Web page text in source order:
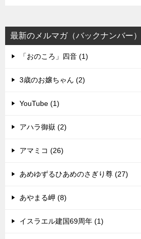
最新のメルマガ（バックナンバー）
「おのころ」四音 (1)
3歳のお嬢ちゃん (2)
YouTube (1)
アハラ御嶽 (2)
アマミコ (26)
あめゆずるひあめのさぎり尊 (27)
あやまる岬 (8)
イスラエル建国69周年 (1)